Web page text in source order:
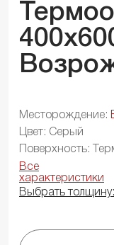
Месторождение:
Цвет: Серый
Поверхность:
Все
характеристики
Выбрать толщину: